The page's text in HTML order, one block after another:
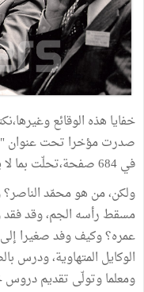
خفايا هذه الوقائع
صدرت مؤخرا تحت عنوان
في 684 صفحة،تحلّت بما لا يقلّ عن 88 صورة.
ولكن، من هو محمّد
مسقط رأسه الجم، وقد فقد
عمره؟ وكيف وفد صغيرا
الوكايل المتهاوية، ودرس
ومعلما وتولّى تقديم دروس